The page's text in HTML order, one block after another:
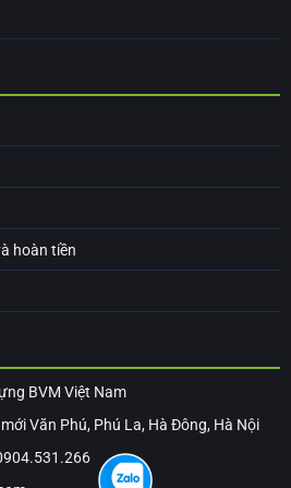
hoàn tiền
BVM Việt Nam
Văn Phú, Phú La, Hà Đông, Hà Nội